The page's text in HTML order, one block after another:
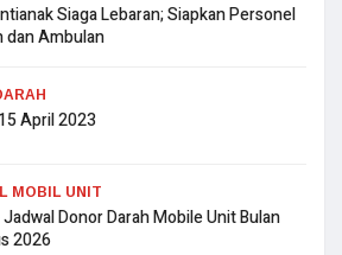
Siaga Lebaran; Siapkan Personel
dan Ambulan
April 2023
MOBIL UNIT
Donor Darah Mobile Unit Bulan
2026